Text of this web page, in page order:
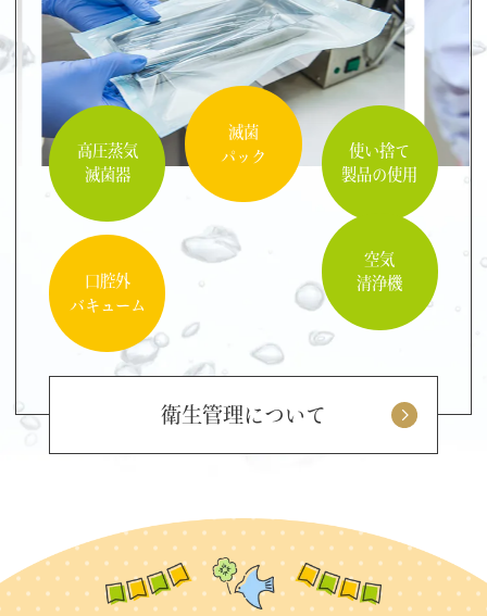
高圧蒸気
滅菌器
滅菌
パック
使い捨て
製品の使用
口腔外
バキューム
空気
清浄機
衛生管理について